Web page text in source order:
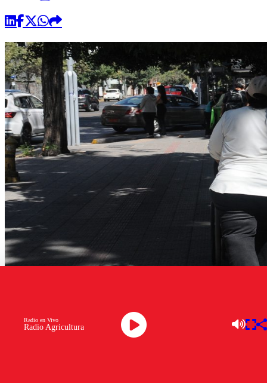
Obesidad – Agencia Uno
Radio Agricultura
Radio en Vivo